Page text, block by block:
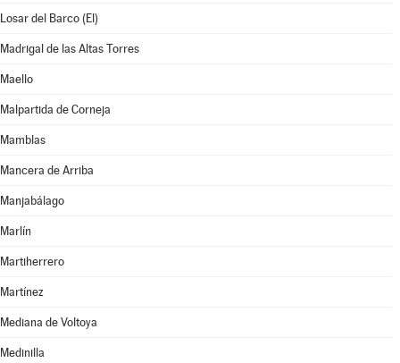
Losar del Barco (El)
Madrigal de las Altas Torres
Maello
Malpartida de Corneja
Mamblas
Mancera de Arriba
Manjabálago
Marlín
Martiherrero
Martínez
Mediana de Voltoya
Medinilla